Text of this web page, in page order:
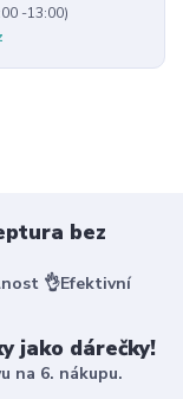
-13:00)
bez
👌Efektivní
jako dárečky!
na 6. nákupu.